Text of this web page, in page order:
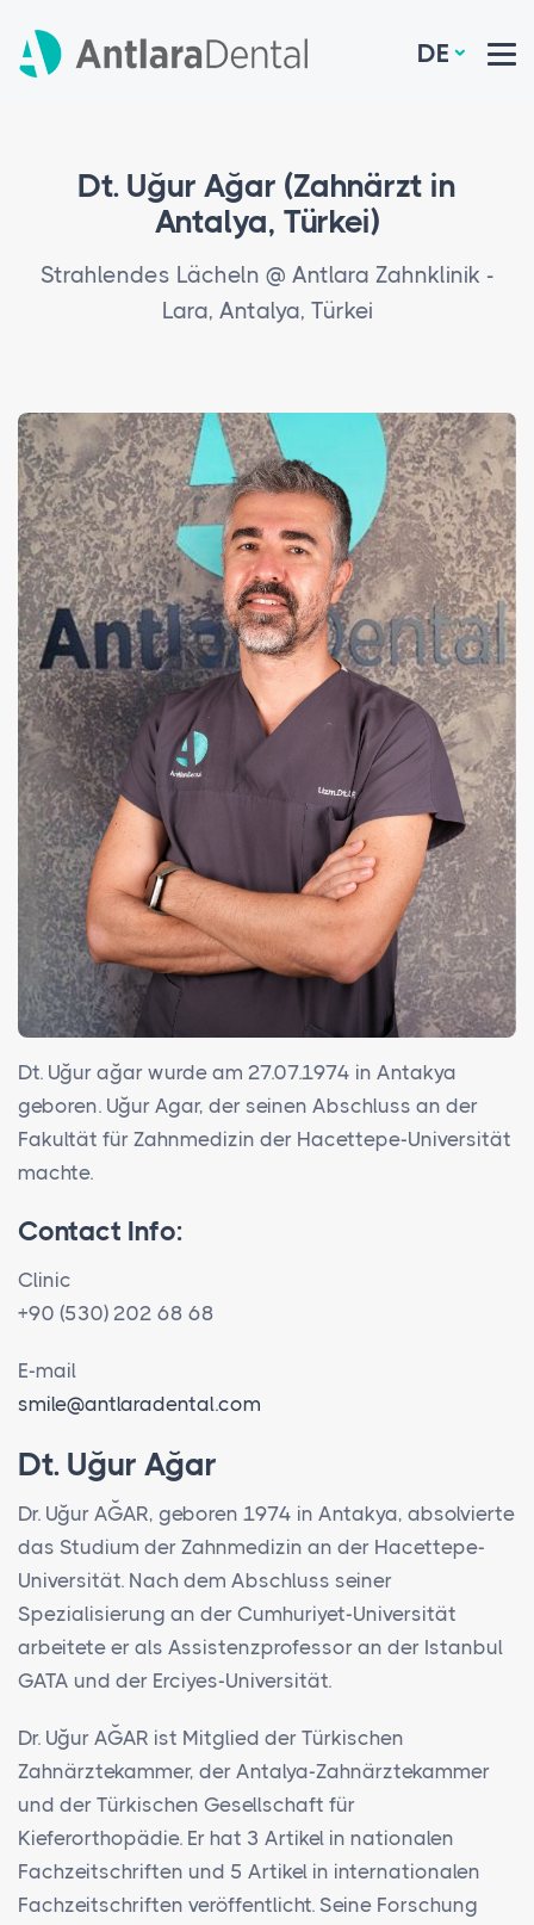
DE
Dt. Uğur Ağar (Zahnärzt in
Antalya, Türkei)
Strahlendes Lächeln @ Antlara Zahnklinik -
Lara, Antalya, Türkei
Dt. Uğur ağar wurde am 27.07.1974 in Antakya
geboren. Uğur Agar, der seinen Abschluss an der
Fakultät für Zahnmedizin der Hacettepe-Universität
machte.
Contact Info:
Clinic
+90 (530) 202 68 68
E-mail
smile@antlaradental.com
Dt. Uğur Ağar
Dr. Uğur AĞAR, geboren 1974 in Antakya, absolvierte
das Studium der Zahnmedizin an der Hacettepe-
Universität. Nach dem Abschluss seiner
Spezialisierung an der Cumhuriyet-Universität
arbeitete er als Assistenzprofessor an der Istanbul
GATA und der Erciyes-Universität.
Dr. Uğur AĞAR ist Mitglied der Türkischen
Zahnärztekammer, der Antalya-Zahnärztekammer
und der Türkischen Gesellschaft für
Kieferorthopädie. Er hat 3 Artikel in nationalen
Fachzeitschriften und 5 Artikel in internationalen
Fachzeitschriften veröffentlicht. Seine Forschung